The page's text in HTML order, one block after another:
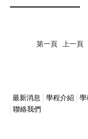
第一頁 上一頁
最新消息 學程介紹 學
聯絡我們